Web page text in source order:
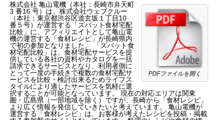
PDFファイルを開く
株式会社 亀山電機（本社：長崎市弁天町
3 番16 号）は、株式会社ウェブクルー
（本社：東京都渋谷区道玄坂１丁目10
番５号）が運営する「ズバット食材宅配
比較」に、アフィリエイトとして亀山電
機の運営する「食材レシピ」が長崎県内
で初の参加となりました。 「ズバット食
材宅配比較」は、食材宅配サービスを提
供している各社の資料やカタログを一括
請求できるサービスとなり、利用者側に
とって一度の手続きで複数の食材宅配サ
ービスを比較・検討出来るためライフス
タイルにより適したサービスを気軽に選
択することが可能となっています。 現在の対応エリアは関東
圏・広島県（一部地域を除く）ですが、長崎から「食材レシピ」
より広く情報を発信していきたいと考えています。 亀山電機が
運営する「食材レシピ」は、お客様が考えたレシピを投稿・掲載